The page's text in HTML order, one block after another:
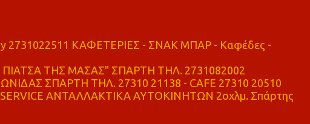
2731022511 ΚΑΦΕΤΕΡΙΕΣ - ΣΝΑΚ ΜΠΑΡ - Καφέδες -
ΤΗΣ ΜΑΣΑΣ" ΣΠΑΡΤΗ ΤΗΛ. 2731082002
ΣΠΑΡΤΗ ΤΗΛ. 27310 21138 - CAFE 27310 20510
ΑΝΤΑΛΛΑΚΤΙΚΑ ΑΥΤΟΚΙΝΗΤΩΝ 2οχλμ. Σπάρτης